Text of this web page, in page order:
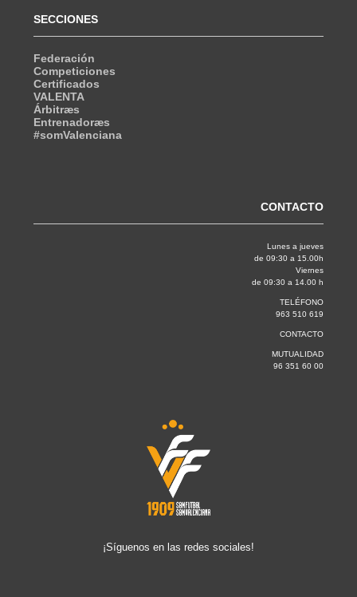
SECCIONES
Federación
Competiciones
Certificados
VALENTA
Árbitræs
Entrenadoræs
#somValenciana
CONTACTO
Lunes a jueves
de 09:30 a 15.00h
Viernes
de 09:30 a 14.00 h
TELÉFONO
963 510 619
CONTACTO
MUTUALIDAD
96 351 60 00
¡Síguenos en las redes sociales!